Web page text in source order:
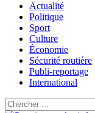
Actualité
Politique
Sport
Culture
Économie
Sécurité routière
Publi-reportage
International